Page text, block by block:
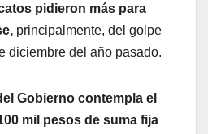
pidieron más para
principalmente, del golpe
diciembre del año pasado.
Gobierno contempla el
mil pesos de suma fija